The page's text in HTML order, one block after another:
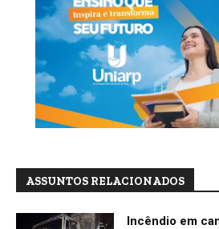
ASSUNTOS RELACIONADOS
Incêndio em